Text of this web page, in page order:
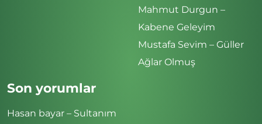
Mahmut Durgun –
Kabene Geleyim
Mustafa Sevim – Güller
Ağlar Olmuş
Son yorumlar
Hasan bayar – Sultanım